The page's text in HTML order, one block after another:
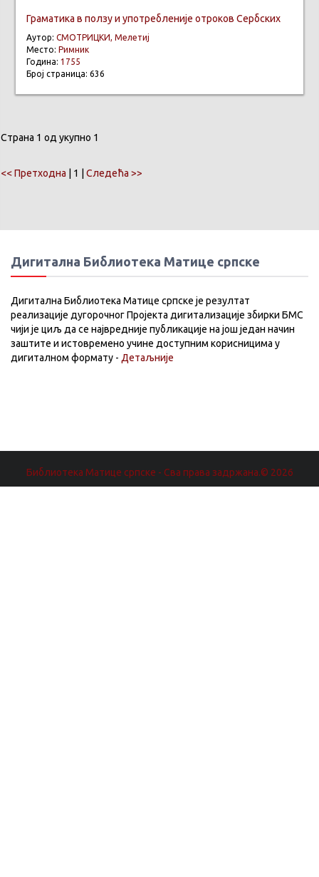
Граматика в ползу и употребленије отроков Сербских
Аутор: СМОТРИЦКИ, Мелетиј
Место: Римник
Година: 1755
Број страница: 636
Страна 1 од укупно 1
<< Претходна | 1 | Следећа >>
Дигитална Библиотека Матице српске
Дигитална Библиотека Матице српске је резултат
реализације дугорочног Пројекта дигитализације збирки БМС
чији је циљ да се највредније публикације на још један начин
заштите и истовремено учине доступним корисницима у
дигиталном формату - Детаљније
Библиотека Матице српске - Сва права задржана.© 2026